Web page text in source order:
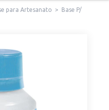
para Artesanato >
Base P/